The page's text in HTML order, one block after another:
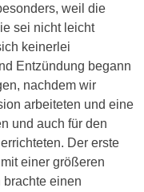
weil die
sei nicht leicht
keinerlei
Entzündung begann
nachdem wir
arbeiteten und eine
und auch für den
Der erste
einer größeren
einen